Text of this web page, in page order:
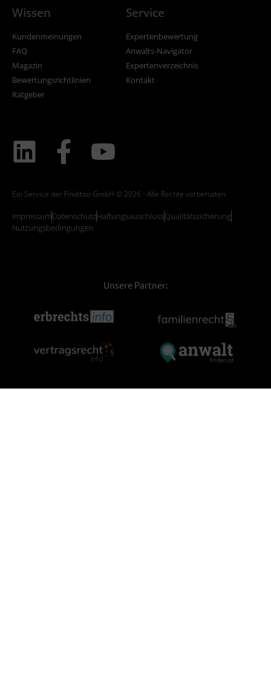
Wissen
Kundenmeinungen
FAQ
Magazin
Bewertungsrichtlinien
Ratgeber
Service
Expertenbewertung
Anwalts-Navigator
Expertenverzeichnis
Kontakt
Ein Service der Finditoo GmbH © 2026 - Alle Rechte vorbehalten
ImpressumDatenschutzHaftungsauschlussQualitätssicherung
Nutzungsbedingungen
Unsere Partner: